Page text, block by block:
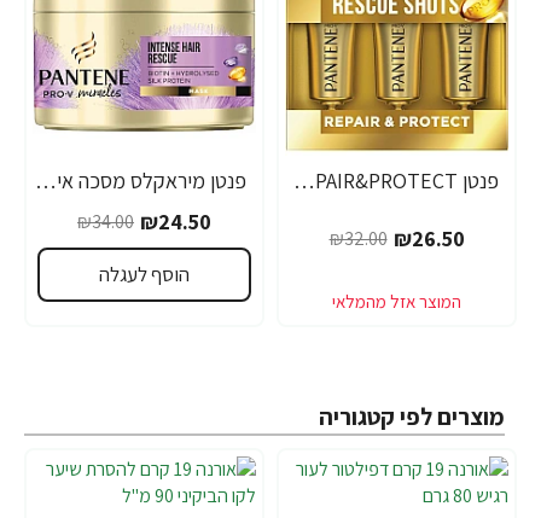
פנטן REPAIR&PROTECT אמפולות להצלת השיער תוך דקה - מבית Pantene
₪26.50
₪32.00
פנטן מיראקלס מסכה אינטנסיבית לשיקום השיער 160 מ"ל - מבית Pantene
₪24.50
₪34.00
הוסף לעגלה
מוצרים לפי קטגוריה